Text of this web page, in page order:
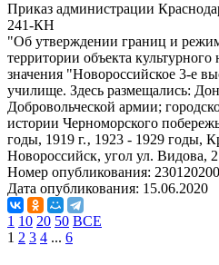
Приказ администрации
241-КН
"Об утверждении границ и
территории объекта культурного
значения "Новороссийское 3-е
училище. Здесь размещались:
Добровольческой армии;
истории Черноморского
годы, 1919 г.‚ 1923 - 1929 годы,
Новороссийск, угол ул. Видова,
Номер опубликования:
Дата опубликования: 15.06.2020
1 10 20 50 ВСЕ
1 2 3 4 ... 6